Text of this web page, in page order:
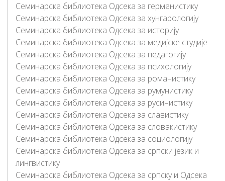
Семинарска библиотека Одсека за германистику
Семинарска библиотека Одсека за хунгарологију
Семинарска библиотека Одсека за историју
Семинарска библиотека Одсека за медијске студије
Семинарска библиотека Одсека за педагогију
Семинарска библиотека Одсека за психологију
Семинарска библиотека Одсека за романистику
Семинарска библиотека Одсека за румунистику
Семинарска библиотека Одсека за русинистику
Семинарска библиотека Одсека за славистику
Семинарска библиотека Одсека за словакистику
Семинарска библиотека Одсека за социологију
Семинарска библиотека Одсека за српски језик и
лингвистику
Семинарска библиотека Одсека за српску и Одсека